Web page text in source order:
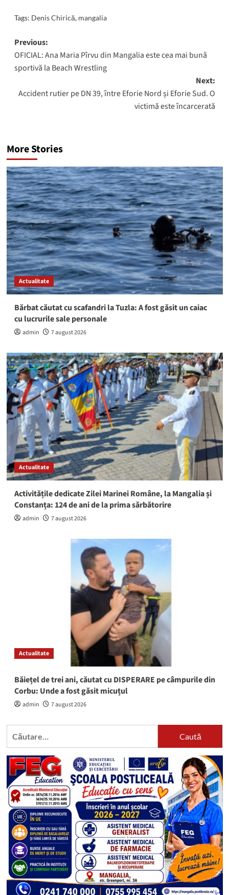
Tags: Denis Chirică, mangalia
Post
navigation
Previous:
OFICIAL: Ana Maria Pîrvu din Mangalia este cea mai bună
sportivă la Beach Wrestling
Next:
Accident rutier pe DN 39, între Eforie Nord și Eforie Sud. O
victimă este încarcerată
More Stories
Actualitate
Bărbat căutat cu scafandri la Tuzla: A fost găsit un caiac
cu lucrurile sale personale
admin 7 august 2026
Actualitate
Activitățile dedicate Zilei Marinei Române, la Mangalia și
Constanța: 124 de ani de la prima sărbătorire
admin 7 august 2026
Actualitate
Băiețel de trei ani, căutat cu DISPERARE pe câmpurile din
Corbu: Unde a fost găsit micuțul
admin 7 august 2026
Caută